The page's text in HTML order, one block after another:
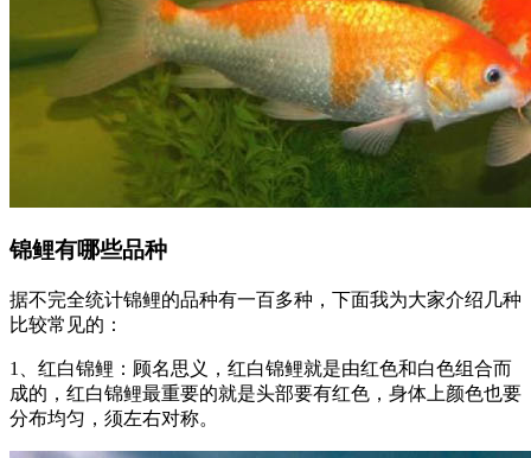
锦鲤有哪些品种
据不完全统计锦鲤的品种有一百多种，下面我为大家介绍几种
比较常见的：
1、红白锦鲤：顾名思义，红白锦鲤就是由红色和白色组合而
成的，红白锦鲤最重要的就是头部要有红色，身体上颜色也要
分布均匀，须左右对称。